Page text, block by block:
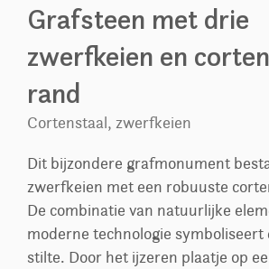
Grafsteen met drie
zwerfkeien en
rand
Cortenstaal, zwerfkeien
Dit bijzondere grafmonument
zwerfkeien met een robuuste
De combinatie van natuurlijke
moderne technologie symboliseert
stilte. Door het ijzeren plaatje op